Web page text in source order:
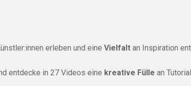
erleben und eine Vielfalt an Inspiration
entdecke in 27 Videos eine kreative Fülle an